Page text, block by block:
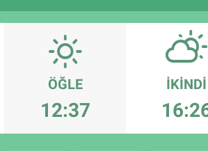
ÖĞLE
12:37
İKINDI